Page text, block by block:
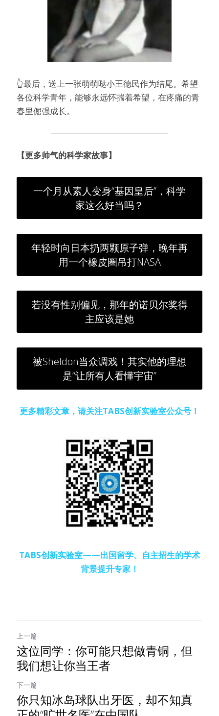
👆最后，送上一张萌萌哒小王德民作为结尾。希望
各位科学青年，能够永远怀揣着希望，在疼痛的青
春里倔强成长。
【更多帅气的科学家故事】
一个月从素人变身“基因皇后”，科学
家这么好当吗？
年轻时向日本扔两颗原子弹，晚年再
用一个橡皮圈吊打NASA
若没有性别偏见，那年的诺贝尔奖得
主应该是她
被Sheldon当众调戏！其实他的理想
是“让所有人看懂宇宙”
更多精彩文章，请关注TABS创新实验室公众号！
TABS创新实验室——出国留学、自主招生的学术
背景提升专家！
上一篇
这位同学：你可能只想做青铜，但
我们想让你当王者
下一篇
你只知冰岛球队出牙医，却不知真